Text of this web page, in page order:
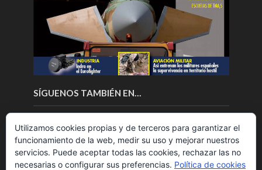
SÍGUENOS TAMBIÉN EN…
Utilizamos cookies propias y de terceros para garantizar el
funcionamiento de la web, medir su uso y mejorar nuestros
servicios. Puede aceptar todas las cookies, rechazar las no
necesarias o configurar sus preferencias. Política de cookies